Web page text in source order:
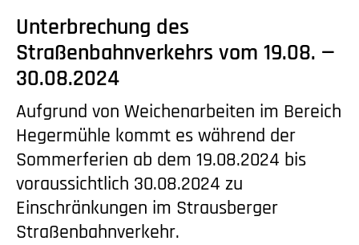
Unterbrechung des
Straßenbahnverkehrs vom 19.08. —
30.08.2024
Aufgrund von Weichenarbeiten im Bereich
Hegermühle kommt es während der
Sommerferien ab dem 19.08.2024 bis
voraussichtlich 30.08.2024 zu
Einschränkungen im Strausberger
Straßenbahnverkehr.